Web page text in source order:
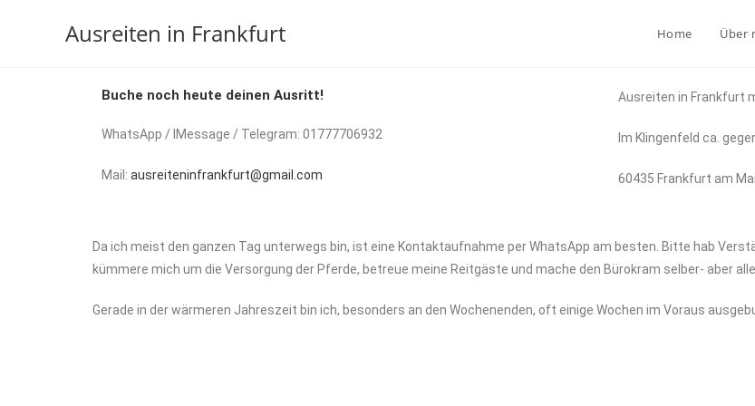
Ausreiten in Frankfurt Home Über
Buche noch heute deinen Ausritt!
WhatsApp / IMessage / Telegram: 01777706932
Mail: ausreiteninfrankfurt@gmail.com
Ausreiten in Frankfurt
Im Klingenfeld ca.
60435 Frankfurt am
Da ich meist den ganzen Tag unterwegs bin, ist eine Kontaktaufnahme per WhatsApp am besten. Bitte hab
kümmere mich um die Versorgung der Pferde, betreue meine Reitgäste und mache den Bürokram selber- aber
Gerade in der wärmeren Jahreszeit bin ich, besonders an den Wochenenden, oft einige Wochen im Voraus